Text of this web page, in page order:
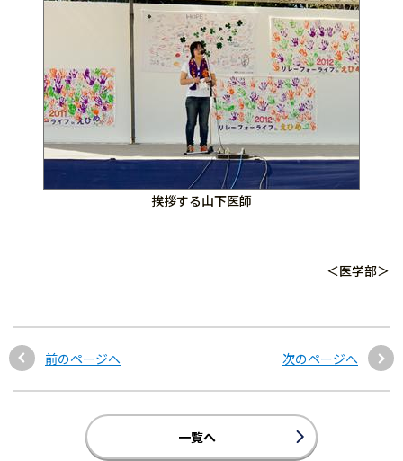
挨拶する山下医師
＜医学部＞
前のページへ 次のページへ
一覧へ